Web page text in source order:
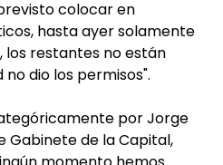
colocar en
hasta ayer solamente
los restantes no están
dio los permisos".
por Jorge
Gabinete de la Capital,